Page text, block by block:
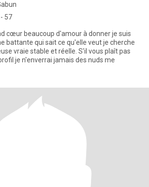
57
cœur beaucoup d'amour à donner je suis
battante qui sait ce qu'elle veut je cherche
vraie stable et réelle. S'il vous plaît pas
je n'enverrai jamais des nuds me